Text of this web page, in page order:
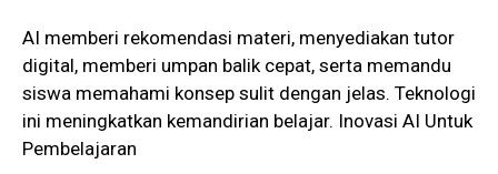
AI memberi rekomendasi materi, menyediakan tutor
digital, memberi umpan balik cepat, serta memandu
siswa memahami konsep sulit dengan jelas. Teknologi
ini meningkatkan kemandirian belajar. Inovasi AI Untuk
Pembelajaran